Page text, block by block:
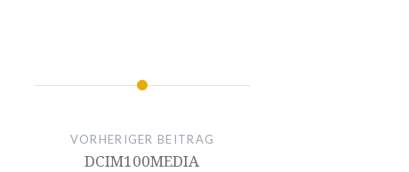
VORHERIGER BEITRAG
DCIM100MEDIA